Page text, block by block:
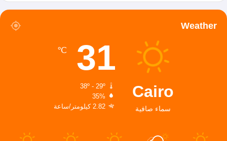
Weather
Cairo
سماء صافية
31
℃
38º - 29º
35%
2.82 كيلومتر/ساعة